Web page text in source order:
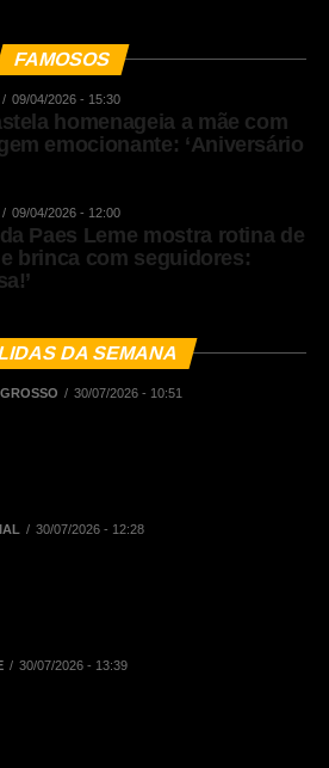
FAMOSOS
09/04/2026 - 15:30
homenageia a mãe com
emocionante: ‘Aniversário
09/04/2026 - 12:00
Paes Leme mostra rotina de
brinca com seguidores:
DA SEMANA
30/07/2026 - 10:51
30/07/2026 - 12:28
30/07/2026 - 13:39